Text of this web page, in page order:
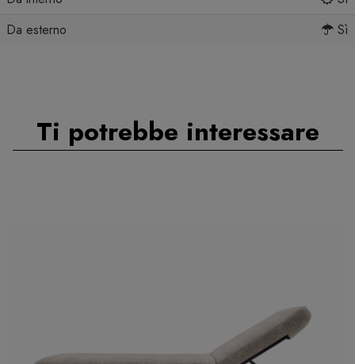
Da esterno
Sì
Ti potrebbe interessare